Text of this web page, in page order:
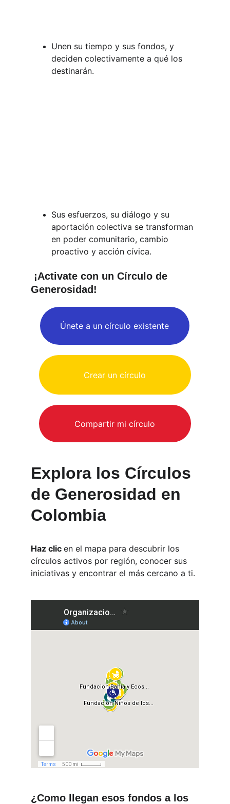
Unen su tiempo y sus fondos, y
deciden colectivamente a qué los
destinarán.
Sus esfuerzos, su diálogo y su
aportación colectiva se transforman
en poder comunitario, cambio
proactivo y acción cívica.
¿Como llegan esos fondos a los
Generosidad!
Explora los Círculos
de Generosidad en
Colombia
Haz clic en el mapa para descubrir los
círculos activos por región, conocer sus
iniciativas y encontrar el más cercano a ti.
Crear un círculo
Únete a un círculo existente
Compartir mi círculo